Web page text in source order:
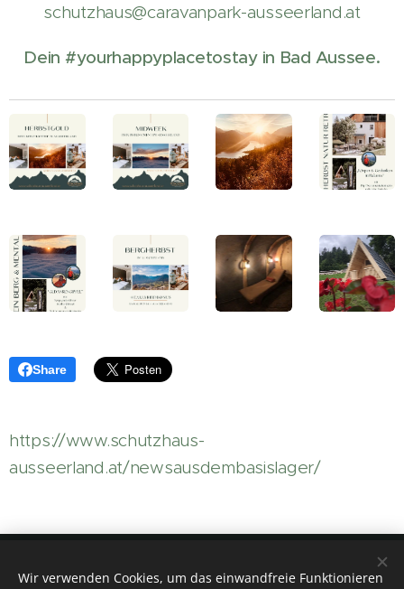
schutzhaus@caravanpark-ausseerland.at
Dein #yourhappyplacetostay in Bad Aussee.
Share
https://www.schutzhaus-
ausseerland.at/newsausdembasislager/
Aktiv- & NaturResort - Das
Wir verwenden Cookies, um das einwandfreie Funktionieren